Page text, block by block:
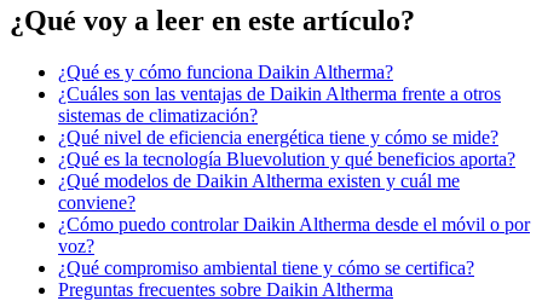
¿Qué voy a leer en este artículo?
¿Qué es y cómo funciona Daikin Altherma?
¿Cuáles son las ventajas de Daikin Altherma frente a otros
sistemas de climatización?
¿Qué nivel de eficiencia energética tiene y cómo se mide?
¿Qué es la tecnología Bluevolution y qué beneficios aporta?
¿Qué modelos de Daikin Altherma existen y cuál me
conviene?
¿Cómo puedo controlar Daikin Altherma desde el móvil o por
voz?
¿Qué compromiso ambiental tiene y cómo se certifica?
Preguntas frecuentes sobre Daikin Altherma